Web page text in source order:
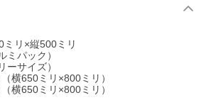
ミリ×縦500ミリ
ミパック）
サイズ）
横650ミリ×800ミリ）
横650ミリ×800ミリ）